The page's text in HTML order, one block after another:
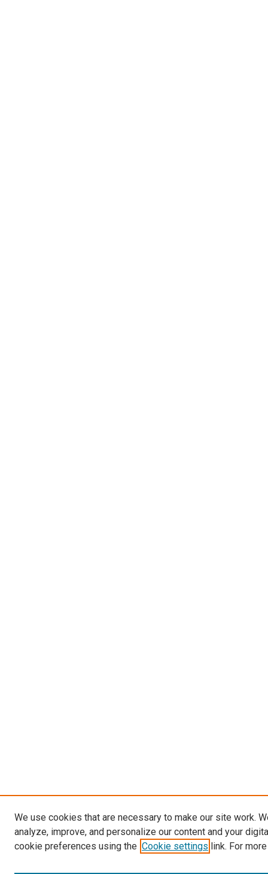
We use cookies that are necessary to make our site work.
analyze, improve, and personalize our content and your
cookie preferences using the Cookie settings link. For